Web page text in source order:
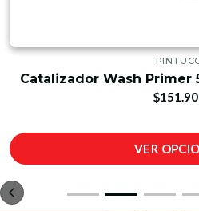
Catalizador Wash Primer
VER